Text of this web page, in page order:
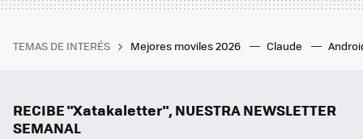
TEMAS DE INTERÉS Mejores moviles 2026 Claude
RECIBE "Xatakaletter", NUESTRA NEWSLETTER
SEMANAL